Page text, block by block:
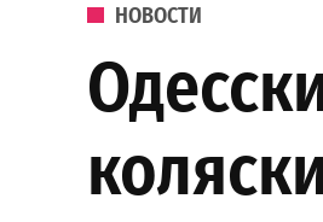
ОПУБЛИКОВАНО В
НОВОСТИ